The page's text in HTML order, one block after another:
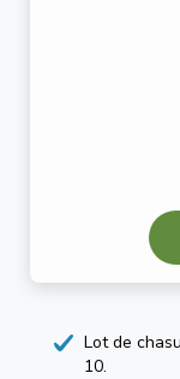
Lot de
10.